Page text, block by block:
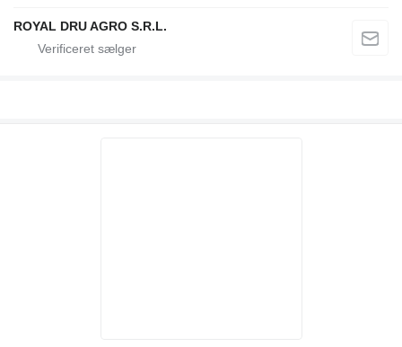
ROYAL DRU AGRO S.R.L.